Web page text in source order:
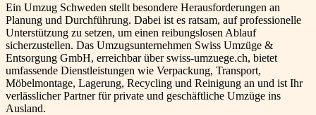
Ein Umzug Schweden stellt besondere Herausforderungen an
Planung und Durchführung. Dabei ist es ratsam, auf professionelle
Unterstützung zu setzen, um einen reibungslosen Ablauf
sicherzustellen. Das Umzugsunternehmen Swiss Umzüge &
Entsorgung GmbH, erreichbar über swiss-umzuege.ch, bietet
umfassende Dienstleistungen wie Verpackung, Transport,
Möbelmontage, Lagerung, Recycling und Reinigung an und ist Ihr
verlässlicher Partner für private und geschäftliche Umzüge ins
Ausland.